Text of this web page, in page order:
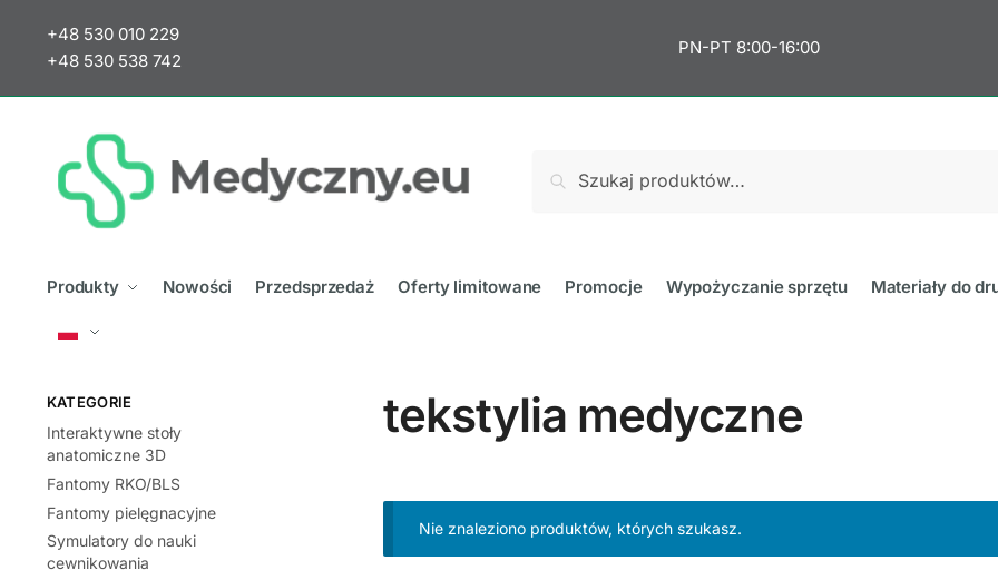
nawigacji
+48 530 010 229
+48 530 538 742
PN-PT 8:00-16:00
Szukaj
Produkty Nowości Przedsprzedaż Oferty limitowane Promocje Wypożyczanie sprzętu Materiały do
tekstylia medyczne
Nie znaleziono produktów, których szukasz.
KATEGORIE
Interaktywne stoły
anatomiczne 3D
Fantomy RKO/BLS
Fantomy pielęgnacyjne
Symulatory do nauki
cewnikowania